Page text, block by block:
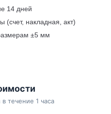
14 дней
накладная, акт)
±5 мм
течение 1 часа